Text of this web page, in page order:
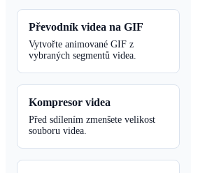
Převodník videa na GIF
Vytvořte animované GIF z
vybraných segmentů videa.
Kompresor videa
Před sdílením zmenšete velikost
souboru videa.